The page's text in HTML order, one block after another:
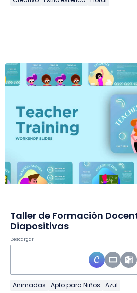
Taller de Formación
Diapositivas
Descargar
Animadas Apto para Niños Azul